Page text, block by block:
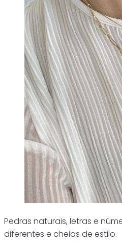
Pedras naturais, letras e
diferentes e cheias de estilo.